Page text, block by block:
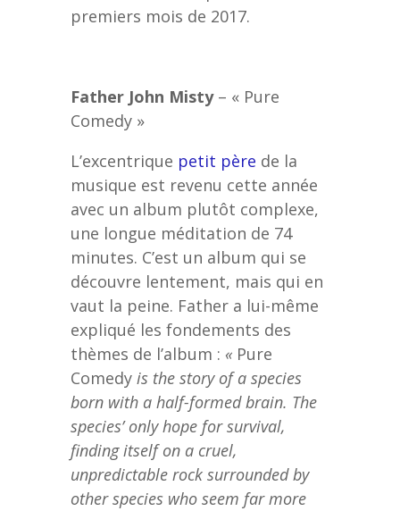
premiers mois de 2017.
Father John Misty– « Pure
Comedy »
L’excentrique petit père de la
musique est revenu cette année
avec un album plutôt complexe,
une longue méditation de 74
minutes. C’est un album qui se
découvre lentement, mais qui en
vaut la peine. Father a lui-même
expliqué les fondements des
thèmes de l’album : « Pure
Comedy is the story of a species
born with a half-formed brain. The
species’ only hope for survival,
finding itself on a cruel,
unpredictable rock surrounded by
other species who seem far more